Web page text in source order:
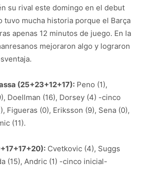
su rival este domingo en el debut
tuvo mucha historia porque el Barça
apenas 12 minutos de juego. En la
mejoraron algo y lograron
(25+23+12+17): Peno (1),
Doellman (16), Dorsey (4) -cinco
Figueras (0), Eriksson (9), Sena (0),
(11).
Cvetkovic (4), Suggs
(15), Andric (1) -cinco inicial-